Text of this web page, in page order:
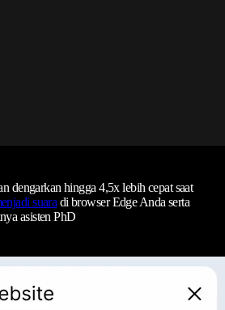
dengarkan hingga 4,5x lebih cepat saat
suara di browser Edge Anda serta
asisten PhD